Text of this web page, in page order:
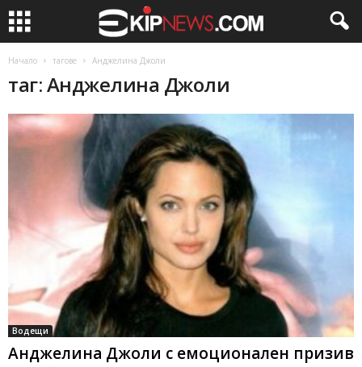
Начало тагове Анджелина Джоли
таг: Анджелина Джоли
Водещи
Анджелина Джоли с емоционален призив